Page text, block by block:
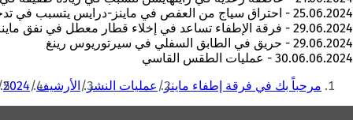
25.06.2024 - احتراق سياج من العفص في ماينز-درايس يتسبب في تدخل فرق الإطفاء
29.06.2024 - فرقة الإطفاء تساعد في إخلاء قطار معطل في نفق ماينز وتكافح في الوقت نفسه حريقًا في سكن الطلاب
29.06.2024 - حريق في الطابق السفلي في سيرتوريوس رينغ
30.06.06.2024 - عمليات الطقس القاسي
أنت مرحباً بك في فرقة إطفاء ماينز عمليات النشر الأرشيف 2024